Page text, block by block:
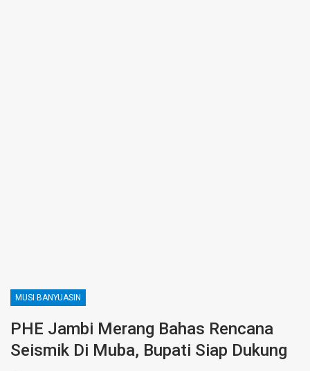
MUSI BANYUASIN
PHE Jambi Merang Bahas Rencana
Seismik Di Muba, Bupati Siap Dukung